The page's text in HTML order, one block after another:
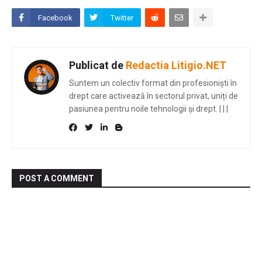
Facebook Twitter
Publicat de Redactia Litigio.NET
Suntem un colectiv format din profesioniști în
drept care activează în sectorul privat, uniți de
pasiunea pentru noile tehnologii și drept. | | |
POST A COMMENT